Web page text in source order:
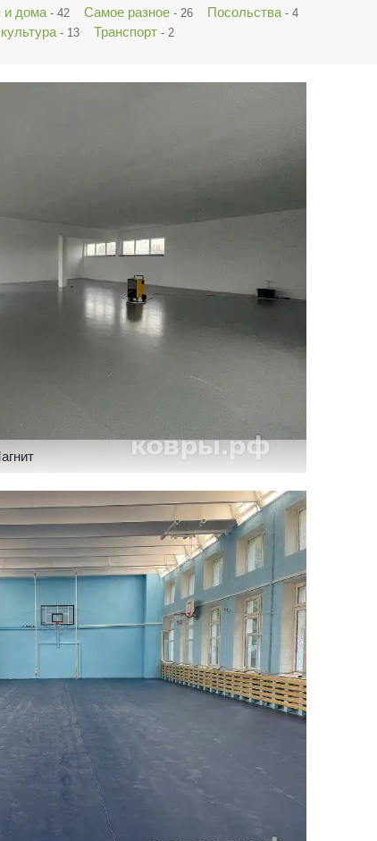
и дома - 42 Самое разное - 26 Посольства - 4
- 13 Транспорт - 2